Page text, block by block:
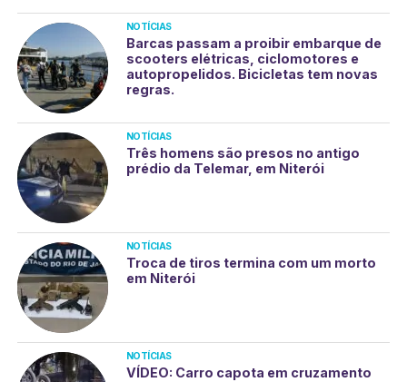
NOTÍCIAS
Barcas passam a proibir embarque de
scooters elétricas, ciclomotores e
autopropelidos. Bicicletas tem novas
regras.
NOTÍCIAS
Três homens são presos no antigo
prédio da Telemar, em Niterói
NOTÍCIAS
Troca de tiros termina com um morto
em Niterói
NOTÍCIAS
VÍDEO: Carro capota em cruzamento